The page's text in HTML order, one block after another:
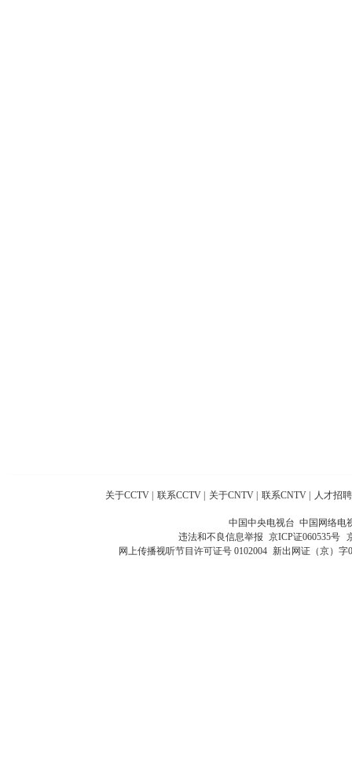
关于CCTV 联系CCTV 关于CNTV 联系CNTV 人才招聘
中国中央电视台 中国网络电
违法和不良信息举报 京ICP证060535号
网上传播视听节目许可证号 0102004 新出网证（京）